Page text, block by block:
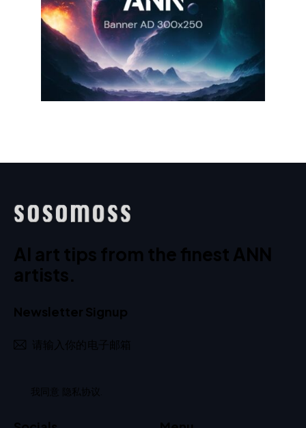
AI art tips from the finest ANN
artists.
Newsletter Signup
我同意 隐私协议